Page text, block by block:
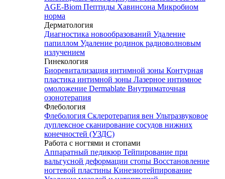
AGE-Biom Пептиды Хавинсона Микробиом
норма
Дерматология
Диагностика новообразований Удаление
папиллом Удаление родинок радиоволновым
излучением
Гинекология
Биоревитализация интимной зоны Контурная
пластика интимной зоны Лазерное интимное
омоложение Dermablate Внутриматочная
озонотерапия
Флебология
Флебология Склеротерапия вен Ультразвуковое
дуплексное сканирование сосудов нижних
конечностей (УЗДС)
Работа с ногтями и стопами
Аппаратный педикюр Тейпирование при
вальгусной деформации стопы Восстановление
ногтевой пластины Кинезиотейпирование